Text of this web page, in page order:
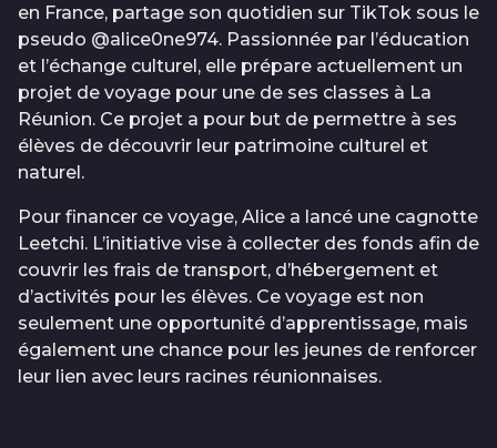
en France, partage son quotidien sur TikTok sous le
pseudo @alice0ne974. Passionnée par l’éducation
et l’échange culturel, elle prépare actuellement un
projet de voyage pour une de ses classes à La
Réunion. Ce projet a pour but de permettre à ses
élèves de découvrir leur patrimoine culturel et
naturel.
Pour financer ce voyage, Alice a lancé une cagnotte
Leetchi. L’initiative vise à collecter des fonds afin de
couvrir les frais de transport, d’hébergement et
d’activités pour les élèves. Ce voyage est non
seulement une opportunité d’apprentissage, mais
également une chance pour les jeunes de renforcer
leur lien avec leurs racines réunionnaises.